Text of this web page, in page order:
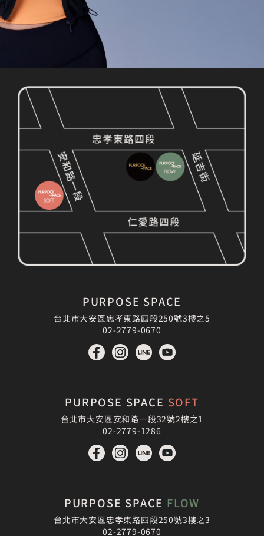
PURPOSE NOW
預約體驗
PURPOSE SPACE
台北市大安區忠孝東路四段250號3樓之5
02-2779-0670
PURPOSE SPACE SOFT
台北市大安區安和路一段32號2樓之1
02-2779-1286
PURPOSE SPACE FLOW
台北市大安區忠孝東路四段250號3樓之3
02-2779-0670